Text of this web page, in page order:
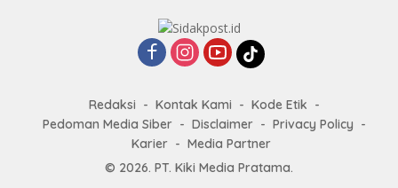
Redaksi Kontak Kami
Kode Etik
Pedoman Media Siber
Disclaimer
Privacy Policy
Karier
Media Partner
© 2026. PT. Kiki Media Pratama.